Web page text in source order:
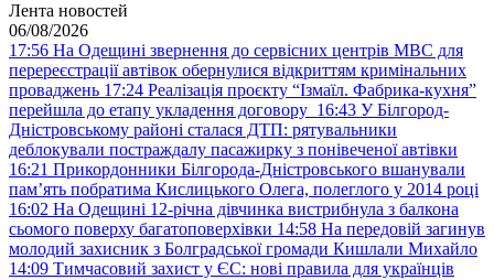
Лента новостей
06/08/2026
17:56 На Одещині звернення до сервісних центрів МВС для
перереєстрації автівок обернулися відкриттям кримінальних
проваджень 17:24 Реалізація проєкту “Ізмаїл. Фабрика-кухня”
перейшла до етапу укладення договору 16:43 У Білгород-
Дністровському районі сталася ДТП: рятувальники
деблокували постраждалу пасажирку з понівеченої автівки
16:21 Прикордонники Білгорода-Дністровського вшанували
пам’ять побратима Кислицького Олега, полеглого у 2014 році
16:02 На Одещині 12-річна дівчинка вистрибнула з балкона
сьомого поверху багатоповерхівки 14:58 На передовій загинув
молодий захисник з Болградської громади Кишлали Михайло
14:09 Тимчасовий захист у ЄС: нові правила для українців